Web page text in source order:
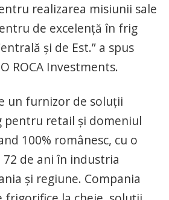
realizarea misiunii sale
de excelență în frig
și de Est.” a spus
ROCA Investments.
un furnizor de soluții
pentru retail și domeniul
100% românesc, cu o
de ani în industria
și regiune. Compania